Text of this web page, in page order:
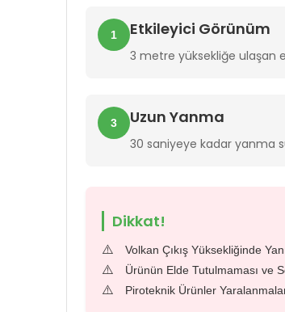
1 Etkileyici Görünüm
3 metre yüksekliğe ulaşan
3 Uzun Yanma
30 saniyeye kadar yanma
Dikkat!
⚠️ Volkan Çıkış Yüksekliğinde
⚠️ Ürünün Elde Tutulmaması ve
⚠️ Piroteknik Ürünler